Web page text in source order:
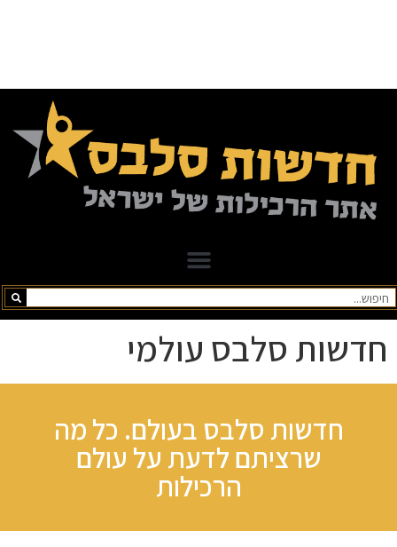
חדשות סלבס עולמי
חדשות סלבס בעולם. כל מה
שרציתם לדעת על עולם
הרכילות​